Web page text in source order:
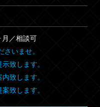
月／相談可
さいませ。
致します。
致します。
致します。